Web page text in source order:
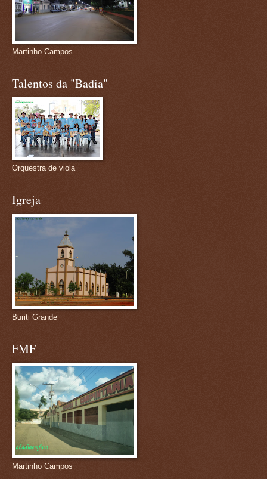
Martinho Campos
Talentos da "Badia"
Orquestra de viola
Igreja
Buriti Grande
FMF
Martinho Campos